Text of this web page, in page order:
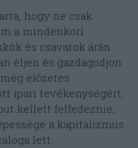
hogy ne csak
a mindenkori
és csavarok árán
éljen és gazdagodjon:
előzetes
ipari tevékenységért,
kellett felfedeznie,
a kapitalizmus
lett.